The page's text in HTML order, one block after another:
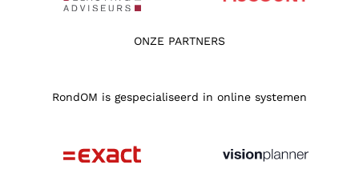
ONZE PARTNERS
RondOM is gespecialiseerd in online systemen